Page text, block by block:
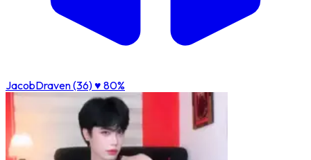
JacobDraven (36)♥ 80%